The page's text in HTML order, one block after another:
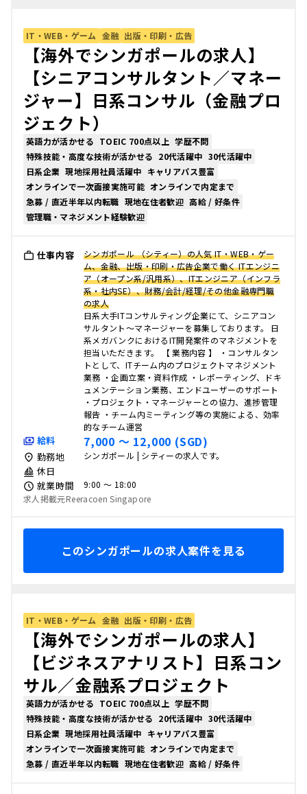
IT・WEB・ゲーム 金融 出版・印刷・広告
【海外でシンガポールの求人】
【シニアコンサルタント／マネー
ジャー】日系コンサル（金融プロ
ジェクト）
英語力が活かせる TOEIC 700点以上 学歴不問
特殊技能・高度な技術が活かせる 20代活躍中 30代活躍中
日系企業 現地採用社員活躍中 キャリアパス豊富
オンラインで一次面接実施可能 オンラインで内定まで
急募 / 直近半年以内転職 現地在住者歓迎 高給 / 好条件
管理職・マネジメント経験歓迎
仕事内容
シンガポール （シティー）の人気 IT・WEB・ゲー
ム、金融、出版・印刷・広告企業で働く ITエンジニ
ア（オープン系/汎用系）、ITエンジニア（インフラ
系・社内SE）、財務/会計/経理/その他金融専門職
の求人
日系大手ITコンサルティング企業にて、シニアコン
サルタント～マネージャーを募集しております。 日
系メガバンクにおけるIT開発案件のマネジメントを
担当いただきます。 【 業務内容 】 ・コンサルタン
トとして、ITチーム内のプロジェクトマネジメント
業務 ・企画立案・資料作成 ・レポーティング、ドキ
ュメンテーション業務、エンドユーザーのサポート
・プロジェクト・マネージャーとの協力、進捗管理
報告 ・チーム内ミーティング等の実施による、効率
的なチーム運営
給料 7,000 〜 12,000 (SGD)
勤務地 シンガポール | シティーの求人です。
休日
就業時間
9:00 〜 18:00
求人掲載元Reeracoen Singapore
このシンガポールの求人案件を見る
IT・WEB・ゲーム 金融 出版・印刷・広告
【海外でシンガポールの求人】
【ビジネスアナリスト】日系コン
サル／金融系プロジェクト
英語力が活かせる TOEIC 700点以上 学歴不問
特殊技能・高度な技術が活かせる 20代活躍中 30代活躍中
日系企業 現地採用社員活躍中 キャリアパス豊富
オンラインで一次面接実施可能 オンラインで内定まで
急募 / 直近半年以内転職 現地在住者歓迎 高給 / 好条件